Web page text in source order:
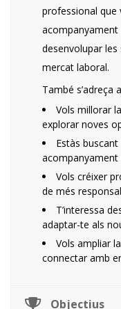
professional que
desenvolupar
mercat laboral.
També s’adreça
Vols millorar
explorar noves
Estàs
acompanyament
Vols créixer
de més
T’interessa
adaptar-te als
Vols ampliar
connectar amb
Objectius